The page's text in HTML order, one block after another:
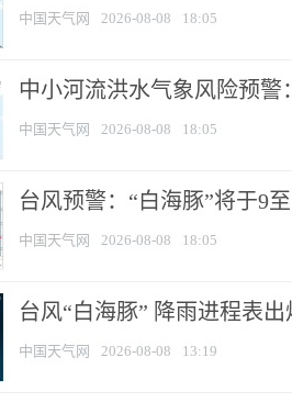
中国天气网 2026-08-08 18:05
中小河流洪水气象风险预
中国天气网 2026-08-08 18:05
台风预警：“白海豚”将于9
中国天气网 2026-08-08 18:05
台风“白海豚” 降雨进程表
中国天气网 2026-08-08 13:19